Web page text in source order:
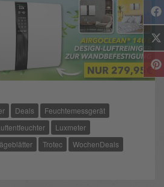
F
(
II
Deals
Feuchtemessgerät
Luxmeter
Trotec
WochenDeals